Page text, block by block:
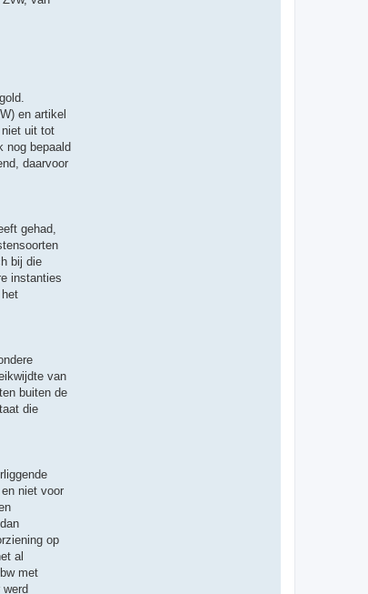
en artikel
niet uit tot
nog bepaald
daarvoor
gehad,
bij die
instanties
van
buiten de
die
niet voor
op
al
met
werd